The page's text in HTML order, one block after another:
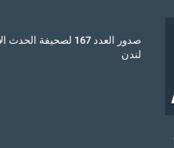
صدور العدد 167 لصحيفة
لندن